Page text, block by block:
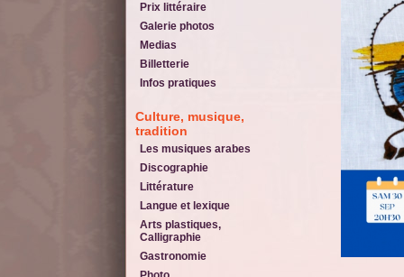
Prix littéraire
Galerie photos
Medias
Billetterie
Infos pratiques
Culture, musique,
tradition
Les musiques arabes
Discographie
Littérature
Langue et lexique
Arts plastiques,
Calligraphie
Gastronomie